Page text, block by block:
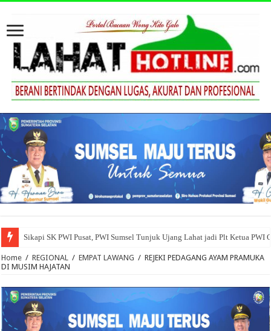
Sikapi SK PWI Pusat, PWI Sumsel Tunjuk Ujang Lahat jadi Plt Ketua PWI
Home / REGIONAL / EMPAT LAWANG / REJEKI PEDAGANG AYAM PRAMUKA
DI MUSIM HAJATAN